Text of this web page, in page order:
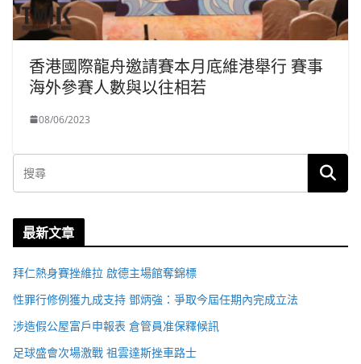
香港國際龍舟邀請賽本月底維港舉行 賽事
海外參賽人數與以往相若
08/06/2023
最新文章
拜仁熱身賽挫維拉 啟德主場館奪錦標
性罪行修例獲九成支持 鄧炳強：爭取今屆任期內完成立法
涉造假公屋富戶申報表 倉管員准保釋候訊
足球盛會次場激戰 祖雲達斯挫車路士